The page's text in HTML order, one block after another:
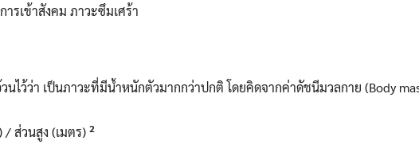
รเข้าสังคม ภาวะซึมเศร้า
นไว้ว่า เป็นภาวะที่มีน้ำหนักตัวมากกว่าปกติ โดยคิดจากค่าดัชนีมวลกาย (Body
ส่วนสูง (เมตร) 2